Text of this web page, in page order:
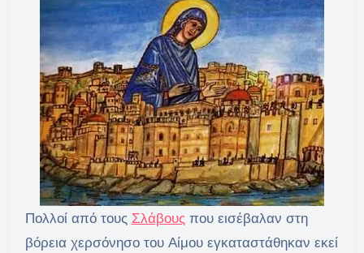
Πολλοί από τους Σλάβους που εισέβαλαν στη
βόρεια χερσόνησο του Αίμου εγκαταστάθηκαν εκεί